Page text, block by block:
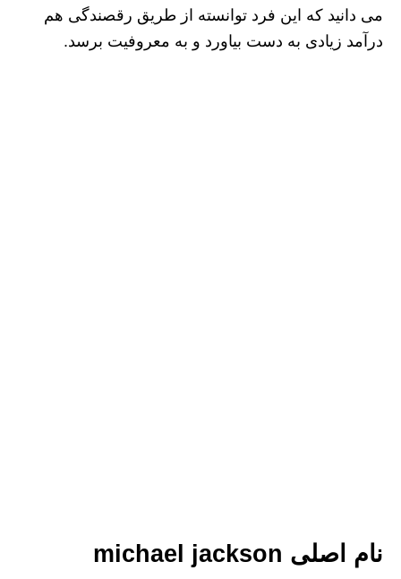
می‌ دانید که این فرد توانسته از طریق رقصندگی هم
درآمد زیادی به دست بیاورد و به معروفیت برسد.
نام اصلی michael jackson